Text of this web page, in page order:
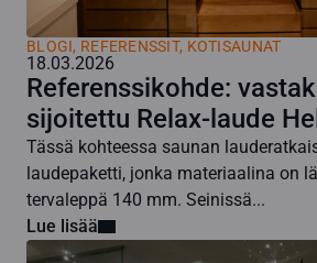
BLOGI, REFERENSSIT, KOTISAUNAT
18.03.2026
Referenssikohde:
sijoitettu Relax-laude
Tässä kohteessa saunan
laudepaketti, jonka materiaalina on
tervaleppä 140 mm. Seinissä...
Lue lisää